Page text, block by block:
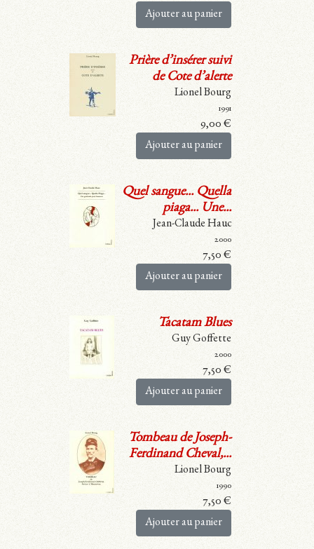
Ajouter au panier
Prière d’insérer suivi
de Cote d’alerte
Lionel Bourg
1991
9,00 €
Ajouter au panier
Quel sangue... Quella
piaga... Une...
Jean-Claude Hauc
2000
7,50 €
Ajouter au panier
Tacatam Blues
Guy Goffette
2000
7,50€
Ajouter au panier
Tombeau de Joseph-
Ferdinand Cheval,...
Lionel Bourg
1990
7,50 €
Ajouter au panier